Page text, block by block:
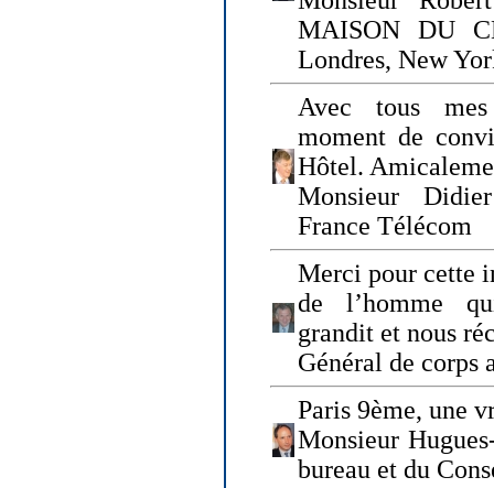
MAISON DU
Londres, New
Avec tous
moment de
Hôtel.
Monsieur
France Télécom
Merci pour cette
de l’homme
grandit et nous
Général de corps
Paris 9ème, une
Monsieur
bureau et du